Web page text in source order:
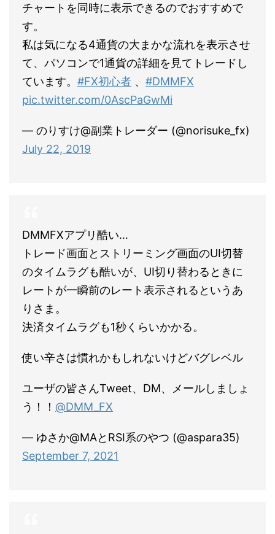
チャートを同時に表示できるのでおすすめで
す。
私は気になる4通貨の大まかな流れを表示させ
て、パソコンで1通貨の詳細を見てトレードし
ています。 #FX初心者 、 #DMMFX
pic.twitter.com/0AscPaGwMi
— のりすけ@副業トレーダー (@norisuke_fx)
July 22, 2019
DMMFXアプリ酷い…
トレード画面とストリーミング画面のUI切替
のタイムラグも酷いが、UI切り替わるときに
レートが一瞬前のレート表示されるというあ
りさま。
決済タイムラグも1秒くらいかかる。
使い辛さは慣れかもしれないけどバグレベル
ユーザの皆さんTweet、DM、メールしましょ
う！！ @DMM_FX
— ゆさか@MAとRSI系のやつ (@aspara35)
September 7, 2021